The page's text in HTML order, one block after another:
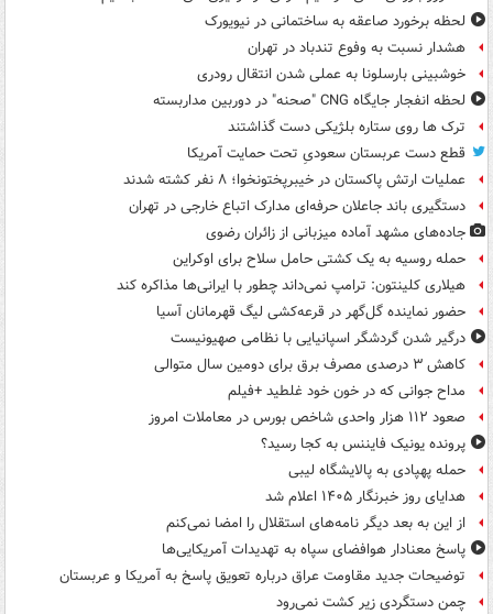
لحظه برخورد صاعقه به ساختمانی در نیویورک
هشدار نسبت به وفوع تندباد در تهران
خوشبینی بارسلونا به عملی شدن انتقال رودری
لحظه انفجار جایگاه CNG "صحنه" در دوربین مداربسته
ترک ها روی ستاره بلژیکی دست گذاشتند
قطع دست عربستان سعودیِ تحت حمایت آمریکا
عملیات ارتش پاکستان در خیبرپختونخوا؛ ۸ نفر کشته شدند
دستگیری باند جاعلان حرفه‌ای مدارک اتباع خارجی در تهران
جاده‌های مشهد آماده میزبانی از زائران رضوی
حمله روسیه به یک کشتی حامل سلاح برای اوکراین
هیلاری کلینتون: ترامپ نمی‌داند چطور با ایرانی‌ها مذاکره کند
حضور نماینده گل‌گهر در قرعه‌کشی لیگ قهرمانان آسیا
درگیر شدن گردشگر اسپانیایی با نظامی صهیونیست
کاهش ۳ درصدی مصرف برق برای دومین سال متوالی
مداح جوانی که در خون خود غلطید +فیلم
صعود ۱۱۲ هزار واحدی شاخص بورس در معاملات امروز
پرونده یونیک فایننس به کجا رسید؟
حمله پهپادی به پالایشگاه لیبی
هدایای روز خبرنگار ۱۴۰۵ اعلام شد
از این به بعد دیگر نامه‌های استقلال را امضا نمی‌کنم
پاسخ معنادار هوافضای سپاه به تهدیدات آمریکایی‌ها
توضیحات جدید مقاومت عراق درباره تعویق پاسخ به آمریکا و عربستان
چمن دستگردی زیر کشت نمی‌رود